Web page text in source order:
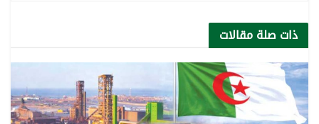
ذات صلةمقالات